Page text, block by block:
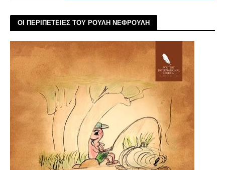
ΟΙ ΠΕΡΙΠΕΤΕΙΕΣ ΤΟΥ ΡΟΥΛΗ ΝΕΦΡΟΥΛΗ